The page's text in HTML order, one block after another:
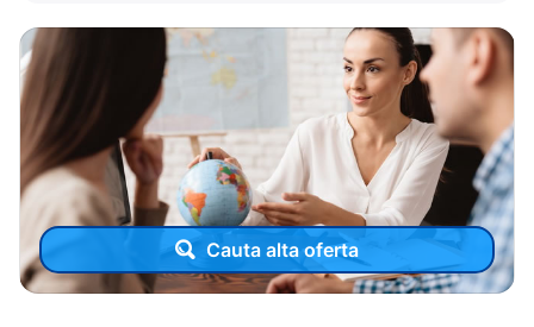
Cauta alta oferta